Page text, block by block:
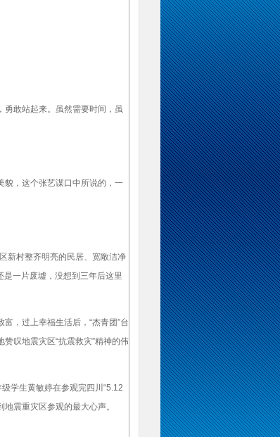
敢站起来。虽然需要时间，虽
，这个张艺谋口中所说的，一
新村整齐明亮的民居、宽敞洁净
一片废墟，没想到三年后这里
，过上幸福生活后，“杰青团”台
叹地震灾区“抗震救灾”精神的伟
学生黄敏婷在参观完四川“5.12
震重灾区参观的最大心声。